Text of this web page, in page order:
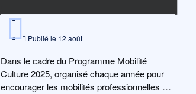
Publié le 12 août
Dans le cadre du Programme Mobilité
Culture 2025, organisé chaque année pour
encourager les mobilités professionnelles de